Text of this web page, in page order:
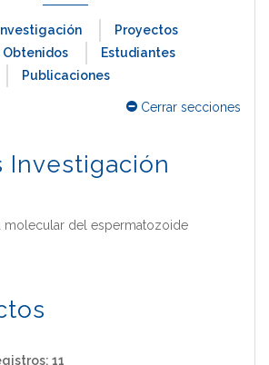
Proyectos
Obtenidos
Estudiantes
Publicaciones
Cerrar secciones
Investigación
molecular del espermatozoide
11